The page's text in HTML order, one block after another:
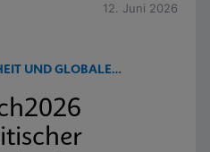
12. Juni 2026
UND GLOBALE